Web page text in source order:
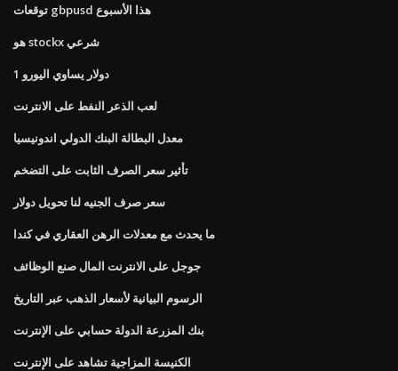
توقعات gbpusd هذا الأسبوع
هو stockx شرعي
1 دولار يساوي اليورو
لعب الذعر النفط على الانترنت
معدل البطالة البنك الدولي اندونيسيا
تأثير سعر الصرف الثابت على التضخم
سعر صرف الجنيه لنا تحويل دولار
ما يحدث مع معدلات الرهن العقاري في كندا
جوجل على الانترنت المال صنع الوظائف
الرسوم البيانية لأسعار الذهب عبر التاريخ
بنك المزرعة الدولة حسابي على الإنترنت
الكنيسة المزاجية تشاهد على الإنترنت